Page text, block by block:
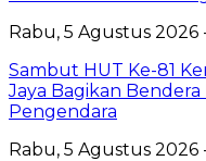
Rabu, 5 Agustus 2026
Sambut HUT Ke-81
Jaya Bagikan
Pengendara
Rabu, 5 Agustus 2026